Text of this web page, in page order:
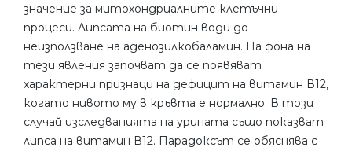
значение за митохондриалните клетъчни
процеси. Липсата на биотин води до
неизползване на аденозилкобаламин. На фона на
тези явления започват да се появяват
характерни признаци на дефицит на витамин В12,
когато нивото му в кръвта е нормално. В този
случай изследванията на урината също показват
липса на витамин В12. Парадоксът се обяснява с